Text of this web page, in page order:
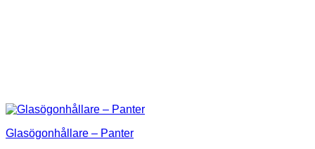
Glasögonhållare – Panter